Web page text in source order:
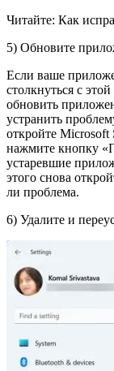
Читайте: Как
5) Обновите
Если ваше
столкнуться с
обновить
устранить
откройте Microsoft
нажмите кнопку
устаревшие
этого снова
ли проблема.
6) Удалите и